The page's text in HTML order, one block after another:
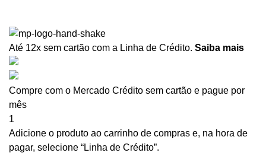
Até 12x sem cartão com a Linha de Crédito. Saiba mais
Compre com o Mercado Crédito sem cartão e pague por
mês
1
Adicione o produto ao carrinho de compras e, na hora de
pagar, selecione “Linha de Crédito”.